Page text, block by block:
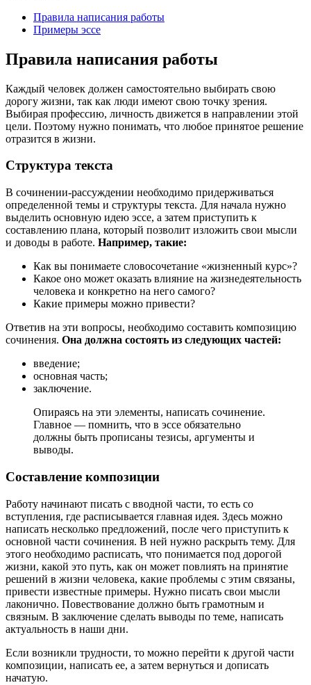
Правила написания работы
Примеры эссе
Правила написания работы
Каждый человек должен самостоятельно выбирать свою
дорогу жизни, так как люди имеют свою точку зрения.
Выбирая профессию, личность движется в направлении этой
цели. Поэтому нужно понимать, что любое принятое решение
отразится в жизни.
Структура текста
В сочинении-рассуждении необходимо придерживаться
определенной темы и структуры текста. Для начала нужно
выделить основную идею эссе, а затем приступить к
составлению плана, который позволит изложить свои мысли
и доводы в работе. Например, такие:
Как вы понимаете словосочетание «жизненный курс»?
Какое оно может оказать влияние на жизнедеятельность
человека и конкретно на него самого?
Какие примеры можно привести?
Ответив на эти вопросы, необходимо составить композицию
сочинения. Она должна состоять из следующих частей:
введение;
основная часть;
заключение.
Опираясь на эти элементы, написать сочинение.
Главное — помнить, что в эссе обязательно
должны быть прописаны тезисы, аргументы и
выводы.
Составление композиции
Работу начинают писать с вводной части, то есть со
вступления, где расписывается главная идея. Здесь можно
написать несколько предложений, после чего приступить к
основной части сочинения. В ней нужно раскрыть тему. Для
этого необходимо расписать, что понимается под дорогой
жизни, какой это путь, как он может повлиять на принятие
решений в жизни человека, какие проблемы с этим связаны,
привести известные примеры. Нужно писать свои мысли
лаконично. Повествование должно быть грамотным и
связным. В заключение сделать выводы по теме, написать
актуальность в наши дни.
Если возникли трудности, то можно перейти к другой части
композиции, написать ее, а затем вернуться и дописать
начатую.